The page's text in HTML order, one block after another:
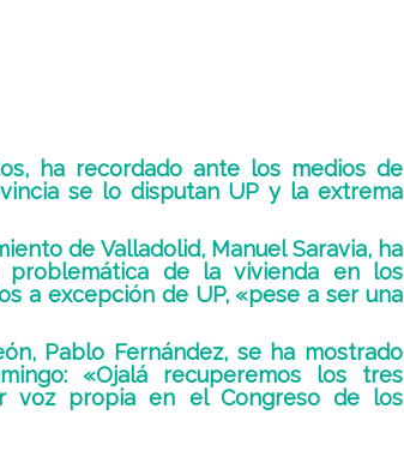
ha recordado ante los medios de
se lo disputan UP y la extrema
de Valladolid, Manuel Saravia, ha
de la vivienda en los
a excepción de UP, «pese a ser una
Pablo Fernández, se ha mostrado
«Ojalá recuperemos los tres
voz propia en el Congreso de los